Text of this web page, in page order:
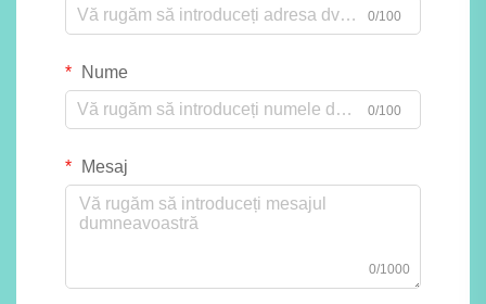
0/100
Nume
0/100
Mesaj
0/1000